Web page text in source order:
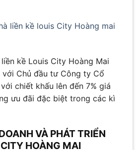
kề Louis City Hoàng Mai
Chủ đầu tư Công ty Cổ
chiết khấu lên đến 7% giá
ưu đãi đặc biệt trong các kì
VÀ PHÁT TRIỂN
HOÀNG MAI